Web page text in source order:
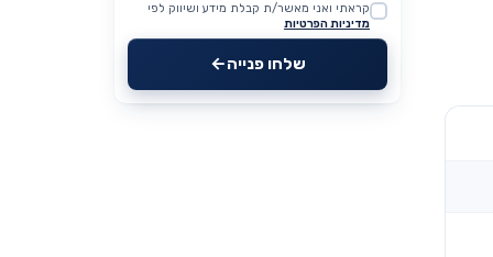
Website
קראתי ואני מאשר/ת קבלת מידע ושיווק לפי
מדיניות הפרטיות
שלחו פנייה